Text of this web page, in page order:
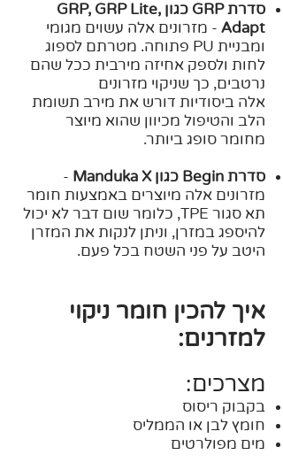
סדרת GRP כגון GRP, GRP Lite,
Adapt - מזרונים אלה עשוים מגומי
ומבניית PU פתוחה. מטרתם לספוג
לחות ולספק אחיזה מירבית ככל שהם
נרטבים, כך שניקוי מזרונים
אלה ביסודיות דורש את מירב תשומת
הלב והטיפול מכיוון שהוא מיוצר
מחומר סופג ביותר.
סדרת Begin כגון Manduka X
-
מזרונים אלה מיוצרים באמצעות חומר
תא סגור TPE, כלומר שום דבר לא יכול
להיספג במזרן, וניתן לנקות את המזרן
היטב על פני השטח בכל פעם.
איך להכין חומר ניקוי
למזרנים:
מצרכים:
בקבוק ריסוס
חומץ לבן או הממליס
מים מפולרטים